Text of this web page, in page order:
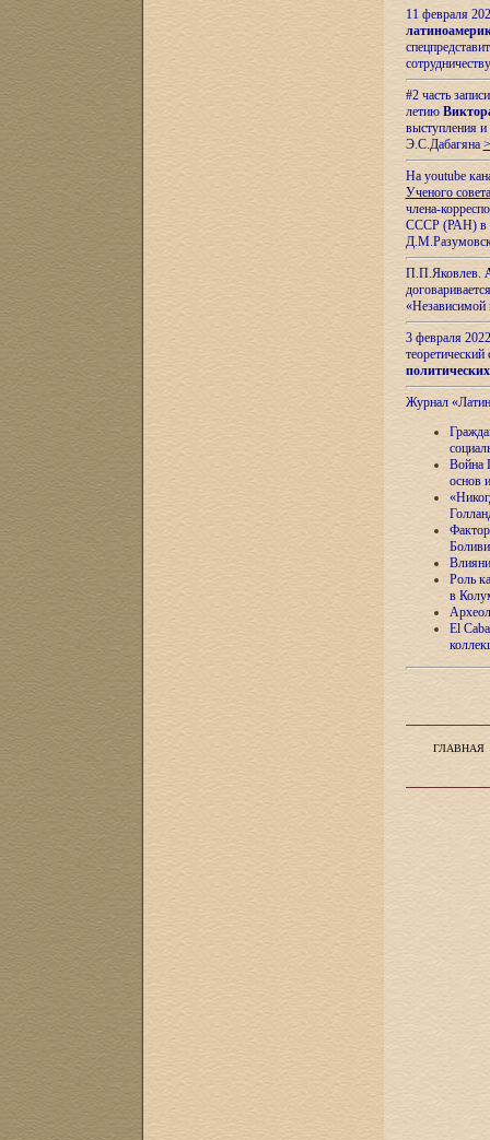
11 февраля
#2 часть
летию
выступления
Э.С.Дабагяна
На youtube
Ученого
члена-
СССР (РАН) в
П.П.Яковлев.
«Независимой
3 февраля
теоретический
Журнал
Война
основ
Роль
в
El
ГЛАВНАЯ